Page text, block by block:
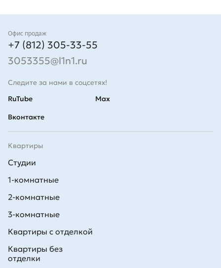
Контакты
Офис продаж
+7 (812) 305-33-55
3053355@l1n1.ru
Следите за нами в соцсетях!
RuTube
Вконтакте
Max
Квартиры
Студии
1-комнатные
2-комнатные
3-комнатные
Квартиры с отделкой
Квартиры без
отделки